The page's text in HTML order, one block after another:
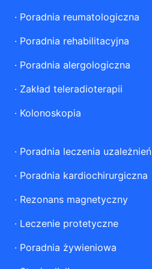
· Poradnia reumatologiczna
· Poradnia rehabilitacyjna
· Poradnia alergologiczna
· Zakład teleradioterapii
· Kolonoskopia
· Poradnia leczenia uzależnień
· Poradnia kardiochirurgiczna
· Rezonans magnetyczny
· Leczenie protetyczne
· Poradnia żywieniowa